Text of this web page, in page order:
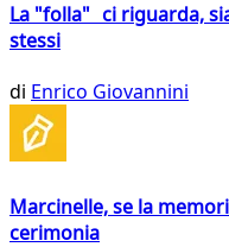
La "folla" ci riguarda,
stessi
di Enrico Giovannini
Marcinelle, se la
cerimonia